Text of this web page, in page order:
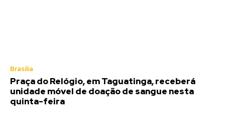
Brasília
Praça do Relógio, em Taguatinga, receberá
unidade móvel de doação de sangue nesta
quinta-feira